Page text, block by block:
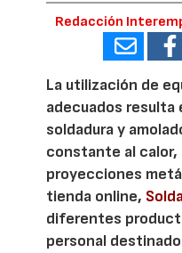
Redacción
La utilización de
adecuados resulta
soldadura y
constante al calor,
proyecciones
tienda online,
diferentes
personal